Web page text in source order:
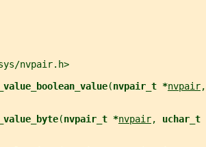
nvpair.h>
(nvpair_t *nvpair
(nvpair_t *nvpair, uchar_t